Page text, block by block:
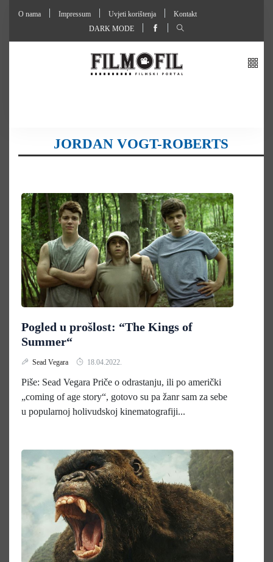
O nama Impressum Uvjeti korištenja
Kontakt
DARK MODE
JORDAN VOGT-ROBERTS
Pogled u prošlost: “The Kings of
Summer“
Sead Vegara 18.04.2022.
Piše: Sead Vegara Priče o odrastanju, ili po američki
„coming of age story“, gotovo su pa žanr sam za sebe
u popularnoj holivudskoj kinematografiji...